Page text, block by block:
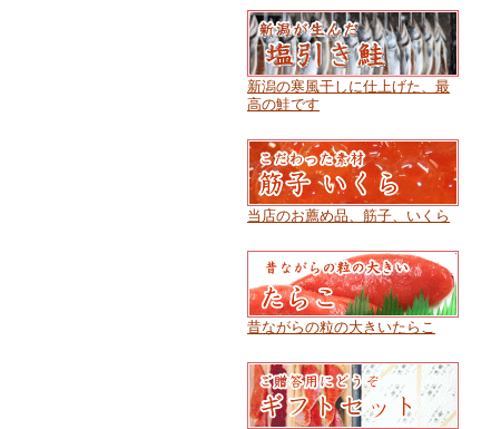
新潟の寒風干しに仕上げた、最
高の鮭です
当店のお薦め品、筋子、いくら
昔ながらの粒の大きいたらこ